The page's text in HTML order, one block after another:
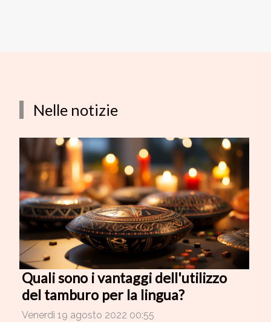
Nelle notizie
Quali sono i vantaggi dell'utilizzo
del tamburo per la lingua?
Venerdì 19 agosto 2022 00:55